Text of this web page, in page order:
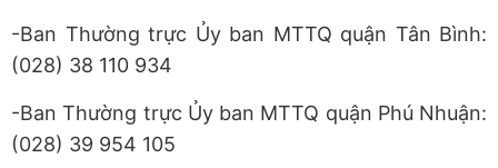
-Ban Thường trực Ủy ban MTTQ quận Tân Bình:
(028) 38 110 934
-Ban Thường trực Ủy ban MTTQ quận Phú Nhuận:
(028) 39 954 105